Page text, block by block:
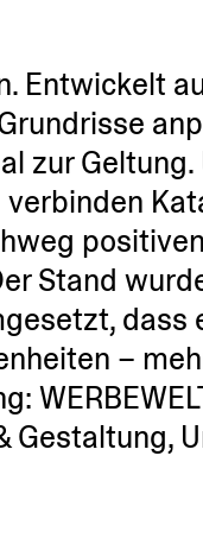
Entwi­ckelt
zur
positiven
Stand
dass
–
Gestaltung,